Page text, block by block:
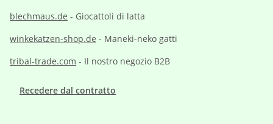
blechmaus.de - Giocattoli di latta
winkekatzen-shop.de - Maneki-neko gatti
tribal-trade.com - Il nostro negozio B2B
Recedere dal contratto